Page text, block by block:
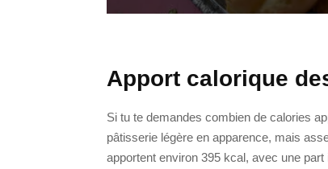
Apport calorique
Si tu te demandes combien de calories
pâtisserie légère en apparence, mais
apportent environ 395 kcal, avec une